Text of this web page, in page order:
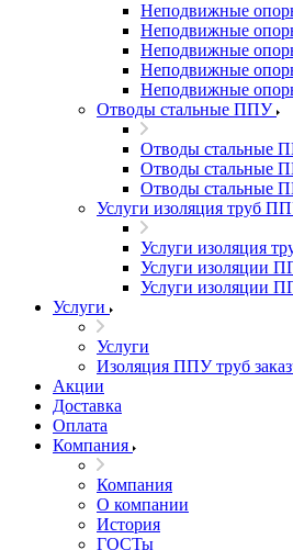
Неподвижные
Неподвижные
Неподвижные
Неподвижные
Неподвижные
Отводы стальные ППУ
Отводы стальные
Отводы стальные
Отводы стальные
Услуги изоляция труб
Услуги изоляция
Услуги изоляции
Услуги изоляции
Услуги
Услуги
Изоляция ППУ труб
Акции
Доставка
Оплата
Компания
Компания
О компании
История
ГОСТы